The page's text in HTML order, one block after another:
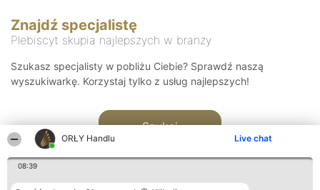
ORŁY Handlu Live chat
08:39
Znajdź specjalistę
Plebiscyt skupia najlepszych w branży
Szukasz specjalisty w pobliżu Ciebie? Sprawdź naszą
wyszukiwarkę. Korzystaj tylko z usług najlepszych!
Szukaj